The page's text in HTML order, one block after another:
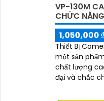
VP-130M
CHỨC
1,050,000 ₫
Thiết Bị
một sản
chất lượng
đại và chắc chắn.
Over